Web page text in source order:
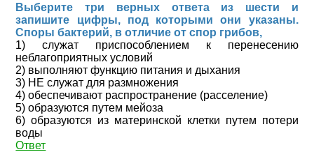
Выберите три верных ответа из шести и
запишите цифры, под которыми они указаны.
Споры бактерий, в отличие от спор грибов,
1) служат приспособлением к перенесению
неблагоприятных условий
2) выполняют функцию питания и дыхания
3) НЕ служат для размножения
4) обеспечивают распространение (расселение)
5) образуются путем мейоза
6) образуются из материнской клетки путем потери
воды
Ответ